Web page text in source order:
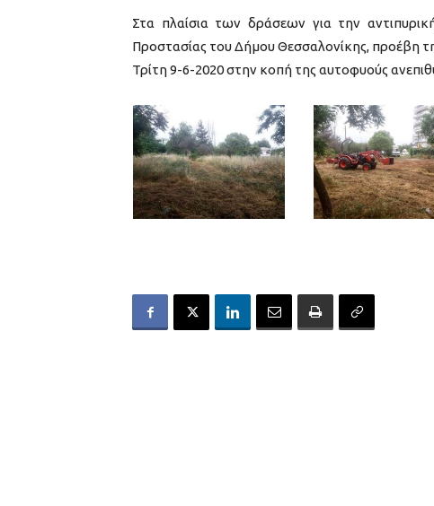
Στα πλαίσια των δράσεων για την
Προστασίας του Δήμου Θεσσαλονίκης, προέβη
Τρίτη 9-6-2020 στην κοπή της αυτοφυούς